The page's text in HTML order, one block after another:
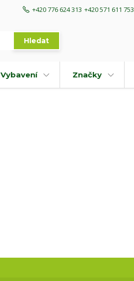
Hledat
+420 776 624 313 +420 571 611 753
Vybavení Značky